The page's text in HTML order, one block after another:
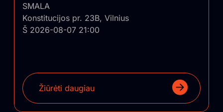
SMALA
Konstitucijos pr. 23B, Vilnius
Š 2026-08-07 21:00
Žiūrėti daugiau